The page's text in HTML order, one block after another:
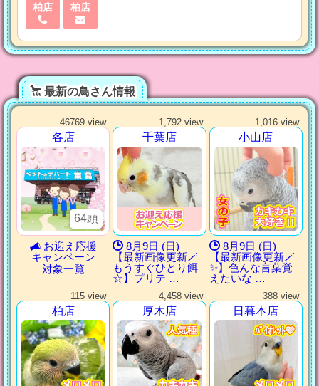
柏店 柏店
最新の鳥さん情報
46769 view
各店
64頭
お迎え応援
キャンペーン
対象一覧
1,792 view
千葉店
8月9日 (日)
【最新画像更新🪄
もうすぐひとり餌‪
☆】プリテ …
1,016 view
小山店
8月9日 (日)
【最新画像更新🪄︎︎
✨】色んな言葉覚
えたいな …
115 view
柏店
4,458 view
厚木店
388 view
日暮本店
ﾊﾞｲｵﾚｯﾄ💜
ﾊﾞｲｵﾚｯﾄ💜
ﾊﾞｲｵﾚｯﾄ💜
ﾊﾞｲｵﾚｯﾄ💜